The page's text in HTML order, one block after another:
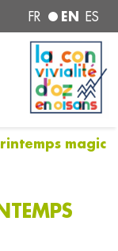
FR EN ES
magic